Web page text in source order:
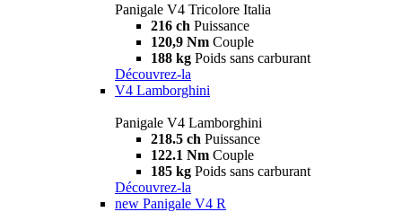
Panigale V4 Tricolore Italia
216 ch Puissance
120,9 Nm Couple
188 kg Poids sans carburant
Découvrez-la
V4 Lamborghini
Panigale V4 Lamborghini
218.5 ch Puissance
122.1 Nm Couple
185 kg Poids sans carburant
Découvrez-la
new Panigale V4 R